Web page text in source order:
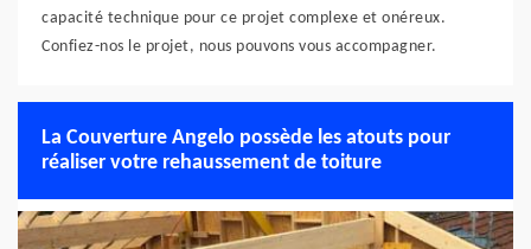
capacité technique pour ce projet complexe et onéreux.
Confiez-nos le projet, nous pouvons vous accompagner.
La Couverture Angelo possède les atouts pour
réaliser votre rehaussement de toiture